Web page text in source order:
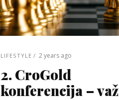
LIFESTYLE 2 years ago
2. CroGold
konferencija –